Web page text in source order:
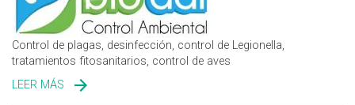
Control de plagas, desinfección, control de Legionella,
tratamientos fitosanitarios, control de aves
LEER MÁS SOBRE BIODAL CONTROL AMBIENTAL